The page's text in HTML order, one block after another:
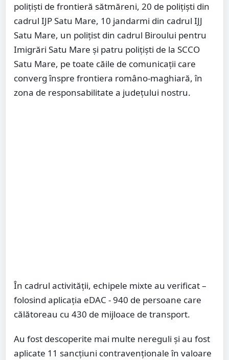
polițiști de frontieră sătmăreni, 20 de polițiști din
cadrul IJP Satu Mare, 10 jandarmi din cadrul IJJ
Satu Mare, un polițist din cadrul Biroului pentru
Imigrări Satu Mare și patru polițiști de la SCCO
Satu Mare, pe toate căile de comunicații care
converg înspre frontiera româno-maghiară, în
zona de responsabilitate a județului nostru.
În cadrul activității, echipele mixte au verificat –
folosind aplicația eDAC - 940 de persoane care
călătoreau cu 430 de mijloace de transport.
Au fost descoperite mai multe nereguli și au fost
aplicate 11 sancțiuni contravenționale în valoare